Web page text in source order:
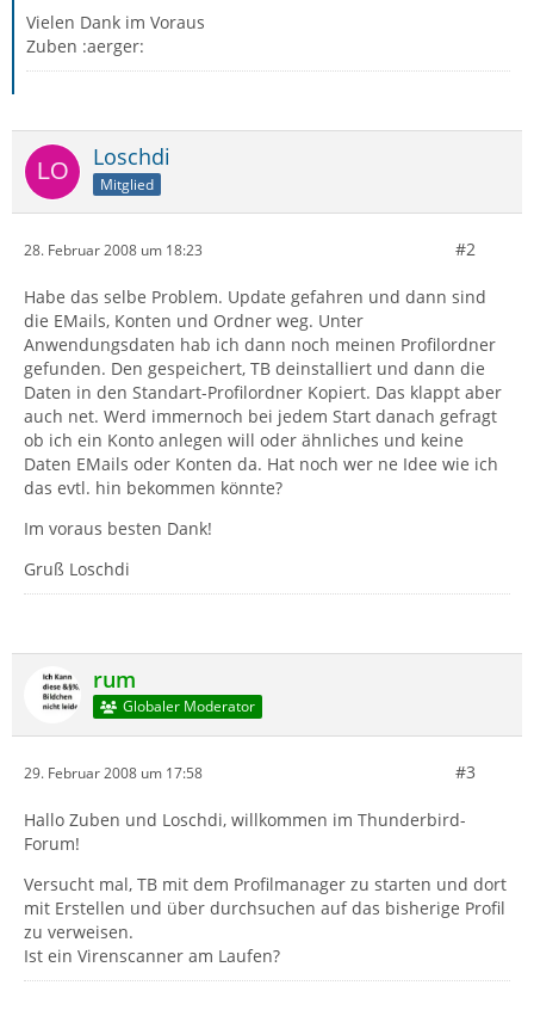
Vielen Dank im Voraus
Zuben :aerger:
Loschdi
Mitglied
28. Februar 2008 um 18:23 #2
Habe das selbe Problem. Update gefahren und dann sind
die EMails, Konten und Ordner weg. Unter
Anwendungsdaten hab ich dann noch meinen Profilordner
gefunden. Den gespeichert, TB deinstalliert und dann die
Daten in den Standart-Profilordner Kopiert. Das klappt aber
auch net. Werd immernoch bei jedem Start danach gefragt
ob ich ein Konto anlegen will oder ähnliches und keine
Daten EMails oder Konten da. Hat noch wer ne Idee wie ich
das evtl. hin bekommen könnte?
Im voraus besten Dank!
Gruß Loschdi
rum
Globaler Moderator
29. Februar 2008 um 17:58 #3
Hallo Zuben und Loschdi, willkommen im Thunderbird-
Forum!
Versucht mal, TB mit dem Profilmanager zu starten und dort
mit Erstellen und über durchsuchen auf das bisherige Profil
zu verweisen.
Ist ein Virenscanner am Laufen?